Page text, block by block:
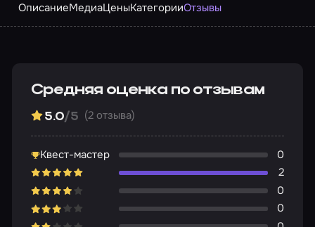
ОписаниеМедиаЦеныКатегорииОтзывы
Средняя оценка по отзывам
5.0/5 (2 отзыва)
Квест-мастер
0
2
0
0